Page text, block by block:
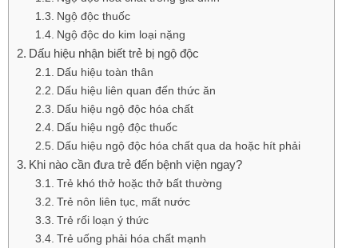
Ngộ độc thuốc
Ngộ độc do kim loại nặng
Dấu hiệu nhận biết trẻ bị ngộ độc
Dấu hiệu toàn thân
Dấu hiệu liên quan đến thức ăn
Dấu hiệu ngộ độc hóa chất
Dấu hiệu ngộ độc thuốc
Dấu hiệu ngộ độc hóa chất qua da hoặc hít phải
Khi nào cần đưa trẻ đến bệnh viện ngay?
Trẻ khó thở hoặc thở bất thường
Trẻ nôn liên tục, mất nước
Trẻ rối loạn ý thức
Trẻ uống phải hóa chất mạnh